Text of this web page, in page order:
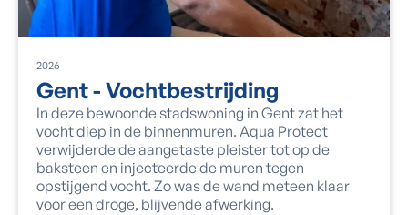
2026
Gent - Vochtbestrijding
In deze bewoonde stadswoning in Gent zat het
vocht diep in de binnenmuren. Aqua Protect
verwijderde de aangetaste pleister tot op de
baksteen en injecteerde de muren tegen
opstijgend vocht. Zo was de wand meteen klaar
voor een droge, blijvende afwerking.